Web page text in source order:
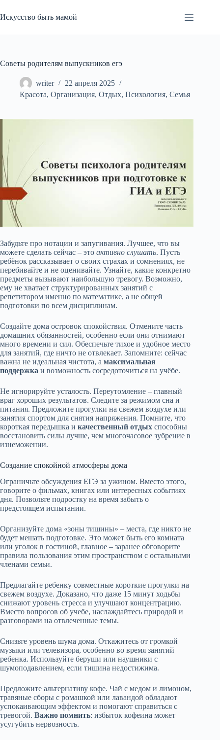
к
сути
Искусство быть мамой
Советы родителям выпускников егэ
writer
22 апреля 2025
Красота, Организация, Отдых, Психология, Семья
Забудьте про нотации и запугивания. Лучшее, что вы
можете сделать сейчас – это активно слушать. Пусть
ребёнок рассказывает о своих страхах и сомнениях, не
перебивайте и не оценивайте. Узнайте, какие конкретно
предметы вызывают наибольшую тревогу. Возможно,
ему не хватает структурированных занятий с
репетитором именно по математике, а не общей
подготовки по всем дисциплинам.
Создайте дома островок спокойствия. Отмените часть
домашних обязанностей, особенно если они отнимают
много времени и сил. Обеспечьте тихое и удобное место
для занятий, где ничто не отвлекает. Запомните: сейчас
важна не идеальная чистота, а максимальная
поддержка и возможность сосредоточиться на учёбе.
Не игнорируйте усталость. Переутомление – главный
враг хороших результатов. Следите за режимом сна и
питания. Предложите прогулки на свежем воздухе или
занятия спортом для снятия напряжения. Помните, что
короткая передышка и качественный отдых способны
восстановить силы лучше, чем многочасовое зубрение в
изнеможении.
Создание спокойной атмосферы дома
Ограничьте обсуждения ЕГЭ за ужином. Вместо этого,
говорите о фильмах, книгах или интересных событиях
дня. Позвольте подростку на время забыть о
предстоящем испытании.
Организуйте дома «зоны тишины» – места, где никто не
будет мешать подготовке. Это может быть его комната
или уголок в гостиной, главное – заранее обговорите
правила пользования этим пространством с остальными
членами семьи.
Предлагайте ребенку совместные короткие прогулки на
свежем воздухе. Доказано, что даже 15 минут ходьбы
снижают уровень стресса и улучшают концентрацию.
Вместо вопросов об учебе, наслаждайтесь природой и
разговорами на отвлеченные темы.
Снизьте уровень шума дома. Откажитесь от громкой
музыки или телевизора, особенно во время занятий
ребенка. Используйте беруши или наушники с
шумоподавлением, если тишина недостижима.
Предложите альтернативу кофе. Чай с медом и лимоном,
травяные сборы с ромашкой или лавандой обладают
успокаивающим эффектом и помогают справиться с
тревогой. Важно помнить: избыток кофеина может
усугубить нервозность.